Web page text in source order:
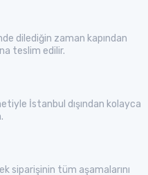
dilediğin zaman kapından
teslim edilir.
İstanbul dışından kolayca
siparişinin tüm aşamalarını